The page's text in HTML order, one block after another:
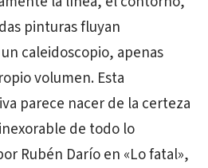
pinturas fluyan
caleidoscopio, apenas
volumen. Esta
parece nacer de la certeza
de todo lo
Rubén Darío en «Lo fatal»,